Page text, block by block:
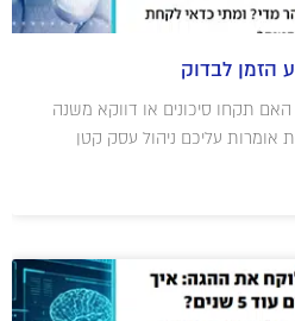
הזמן לבדוק
תקחו סיכונים או דווקא משנה
אומרות עליכם ניהול עסק קטן